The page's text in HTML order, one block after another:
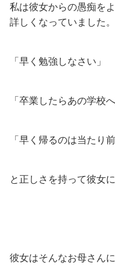
私は彼女からの愚痴を
詳しくなっていました。
「早く勉強しなさい」
「卒業したらあの学校
「早く帰るのは当たり前
と正しさを持って彼女
彼女はそんなお母さん